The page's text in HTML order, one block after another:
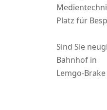
Platz für
Sind Sie
Bahnhof in
Lemgo-